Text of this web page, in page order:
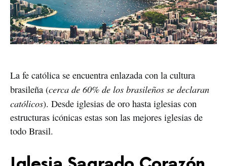
La fe católica se encuentra enlazada con la cultura
brasileña (cerca de 60% de los brasileños se declaran
católicos). Desde iglesias de oro hasta iglesias con
estructuras icónicas estas son las mejores iglesias de
todo Brasil.